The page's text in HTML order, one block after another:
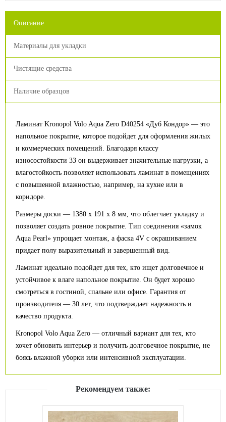
Описание
Материалы для укладки
Чистящие средства
Наличие образцов
Ламинат Kronopol Volo Aqua Zero D40254 «Дуб Кондор» — это
напольное покрытие, которое подойдет для оформления жилых
и коммерческих помещений. Благодаря классу
износостойкости 33 он выдерживает значительные нагрузки, а
влагостойкость позволяет использовать ламинат в помещениях
с повышенной влажностью, например, на кухне или в
коридоре.
Размеры доски — 1380 х 191 х 8 мм, что облегчает укладку и
позволяет создать ровное покрытие. Тип соединения «замок
Aqua Pearl» упрощает монтаж, а фаска 4V с окрашиванием
придает полу выразительный и завершенный вид.
Ламинат идеально подойдет для тех, кто ищет долговечное и
устойчивое к влаге напольное покрытие. Он будет хорошо
смотреться в гостиной, спальне или офисе. Гарантия от
производителя — 30 лет, что подтверждает надежность и
качество продукта.
Kronopol Volo Aqua Zero — отличный вариант для тех, кто
хочет обновить интерьер и получить долговечное покрытие, не
боясь влажной уборки или интенсивной эксплуатации.
Рекомендуем также: